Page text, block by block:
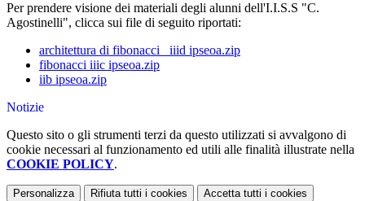
Per prendere visione dei materiali degli alunni dell'I.I.S.S "C.
Agostinelli", clicca sui file di seguito riportati:
architettura di fibonacci_ iiid ipseoa.zip
fibonacci iiic ipseoa.zip
iib ipseoa.zip
Notizie
Questo sito o gli strumenti terzi da questo utilizzati si avvalgono di
cookie necessari al funzionamento ed utili alle finalità illustrate nella
COOKIE POLICY.
Personalizza Rifiuta tutti i cookies Accetta tutti i cookies